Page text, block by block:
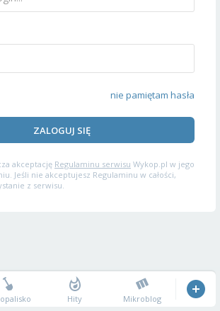
nie pamiętam hasła
ZALOGUJ SIĘ
akceptację Regulaminu serwisu Wykop.pl w jego
Jeśli nie akceptujesz Regulaminu w całości,
z serwisu.
Hity Mikroblog